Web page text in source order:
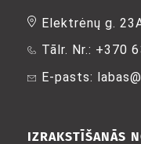
izvēlēties
produkta
lapā
IZRAKSTĪŠANĀS
Elektrėnų g.
Tālr. Nr.: +370
E-pasts: